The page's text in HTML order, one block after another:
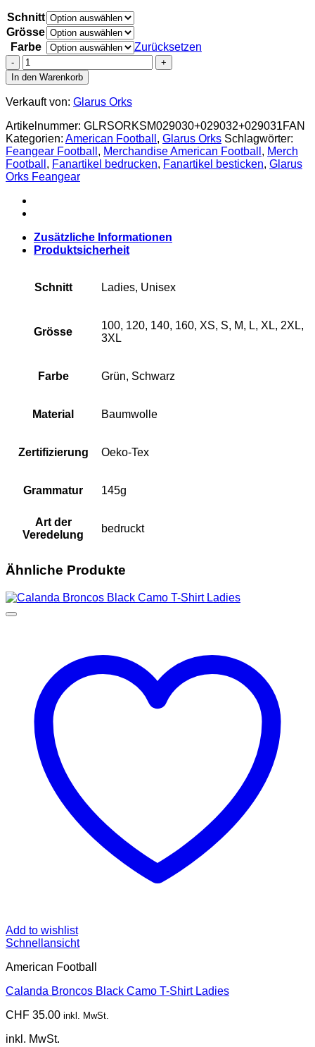
Schnitt
Grösse
Farbe
Zurücksetzen
Orks
FAN
SHIRT
Menge
In den Warenkorb
Verkauft von: Glarus Orks
Artikelnummer: GLRSORKSM029030+029032+029031FAN
Kategorien: American Football , Glarus Orks Schlagwörter:
Feangear Football , Merchandise American Football , Merch
Football , Fanartikel bedrucken, Fanartikel besticken, Glarus
Orks Feangear
Zusätzliche Informationen
Produktsicherheit
Schnitt Ladies, Unisex
Grösse
100, 120, 140, 160, XS, S, M, L, XL, 2XL,
3XL
Farbe Grün, Schwarz
Material Baumwolle
Zertifizierung Oeko-Tex
Grammatur 145g
Art der
Veredelung
bedruckt
Ähnliche Produkte
Add to wishlist
Schnellansicht
American Football
Calanda Broncos Black Camo T-Shirt Ladies
CHF 35.00 inkl. MwSt.
inkl. MwSt.